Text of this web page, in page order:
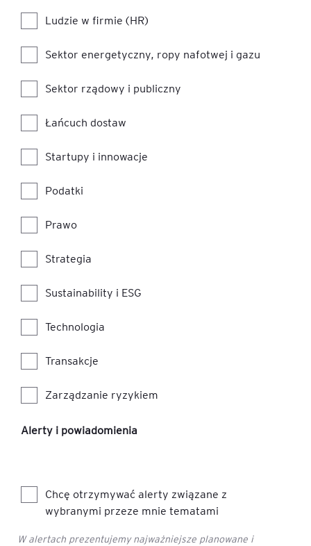
Ludzie w firmie (HR)
Sektor energetyczny, ropy nafotwej i gazu
Sektor rządowy i publiczny
Łańcuch dostaw
Startupy i innowacje
Podatki
Prawo
Strategia
Sustainability i ESG
Technologia
Transakcje
Zarządzanie ryzykiem
Alerty i powiadomienia
Chcę otrzymywać alerty związane z
wybranymi przeze mnie tematami
W alertach prezentujemy najważniejsze planowane i